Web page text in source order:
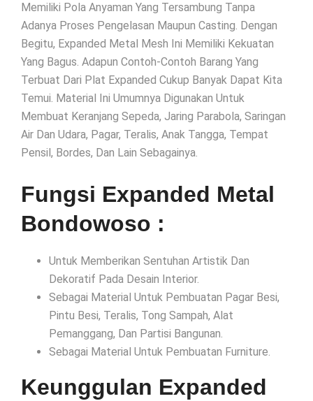
Memiliki Pola Anyaman Yang Tersambung Tanpa
Adanya Proses Pengelasan Maupun Casting. Dengan
Begitu, Expanded Metal Mesh Ini Memiliki Kekuatan
Yang Bagus. Adapun Contoh-Contoh Barang Yang
Terbuat Dari Plat Expanded Cukup Banyak Dapat Kita
Temui. Material Ini Umumnya Digunakan Untuk
Membuat Keranjang Sepeda, Jaring Parabola, Saringan
Air Dan Udara, Pagar, Teralis, Anak Tangga, Tempat
Pensil, Bordes, Dan Lain Sebagainya.
Fungsi Expanded Metal
Bondowoso :
Untuk Memberikan Sentuhan Artistik Dan
Dekoratif Pada Desain Interior.
Sebagai Material Untuk Pembuatan Pagar Besi,
Pintu Besi, Teralis, Tong Sampah, Alat
Pemanggang, Dan Partisi Bangunan.
Sebagai Material Untuk Pembuatan Furniture.
Keunggulan Expanded